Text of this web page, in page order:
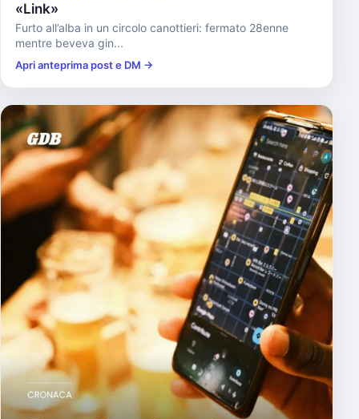
«Link»
Furto all’alba in un circolo canottieri: fermato 28enne
mentre beveva gin...
Apri anteprima post e DM →